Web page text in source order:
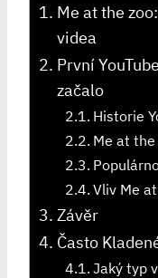
Me at the
videa
První
začalo
Historie
Me at the
Vliv Me
Závěr
Často
Jaký typ